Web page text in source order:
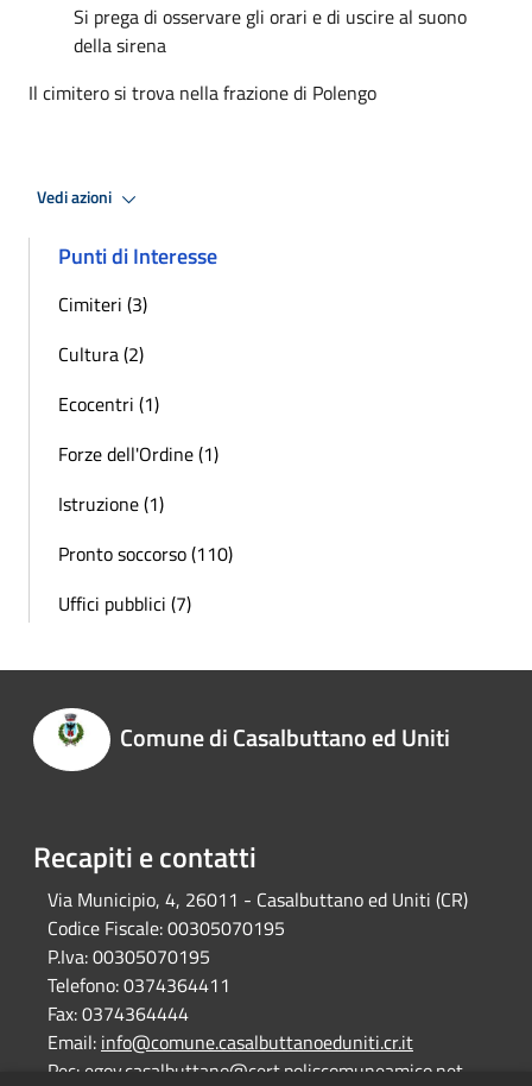
Si prega di osservare gli orari e di uscire al suono
della sirena
Il cimitero si trova nella frazione di Polengo
Vedi azioni
Punti di Interesse
Cimiteri (3)
Cultura (2)
Ecocentri (1)
Forze dell'Ordine (1)
Istruzione (1)
Pronto soccorso (110)
Uffici pubblici (7)
Comune di Casalbuttano ed Uniti
Recapiti e contatti
Via Municipio, 4, 26011 - Casalbuttano ed Uniti (CR)
Codice Fiscale:00305070195
P.Iva:00305070195
Telefono:0374364411
Fax:0374364444
Email: info@comune.casalbuttanoeduniti.cr.it
Pec: egov.casalbuttano@cert.poliscomuneamico.net